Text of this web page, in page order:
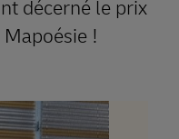
décerné le prix
Mapoésie !